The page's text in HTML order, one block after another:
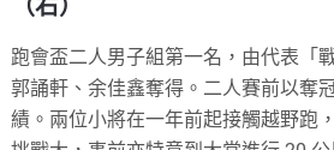
（右）
跑會盃二人男子組第一名，由代表「
郭誦軒、余佳鑫奪得。二人賽前以奪
績。兩位小將在一年前起接觸越野跑